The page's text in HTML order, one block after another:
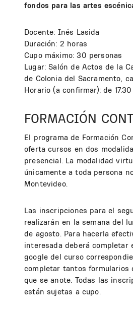
fondos para las artes
Docente: Inés Lasida
Duración: 2 horas
Cupo máximo: 30 personas
Lugar: Salón de Actos de la
de Colonia del Sacramento,
Horario (a confirmar): de
FORMACIÓN
El programa de Formación
oferta cursos en dos
presencial. La modalidad
únicamente a toda persona
Montevideo.
Las inscripciones para el
realizarán en la semana del
de agosto. Para hacerla
interesada deberá completar
google del curso
completar tantos formularios
que se anote. Todas las
están sujetas a cupo.